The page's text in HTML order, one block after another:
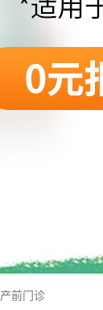
产前门诊